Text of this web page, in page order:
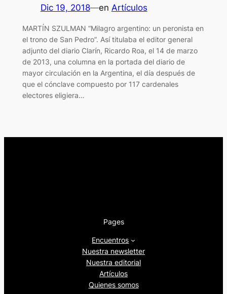
Dic 19, 2018—en Artículos
MARTÍN SZULMAN “Milagro argentino: un peronista en
el trono de San Pedro”. Así titulaba el editor general
adjunto del diario Clarín, Ricardo Roa, el 14 de marzo
de 2013, una columna en la portada del diario de
mayor circulación en la Argentina, el día después de
que el cónclave compuesto por 117 cardenales
electores eligiera…
Pages
Encuentros
Nuestra newsletter
Nuestra editorial
Artículos
Quienes somos